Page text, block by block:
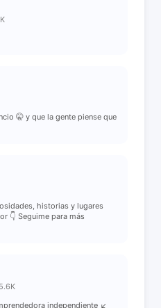
🤫 y que la gente piense que
historias y lugares
👇 Seguime para más
independiente ↙️